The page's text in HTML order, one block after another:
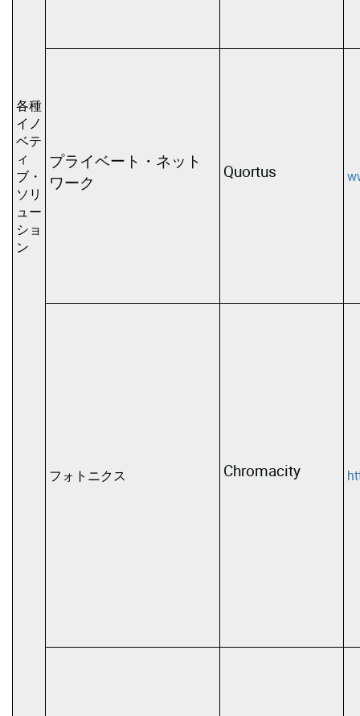
各種
イノ
ベテ
ィ
ブ・
ソリ
ュー
ショ
ン
プライベート・ネット
ワーク
Quortus
フォトニクス Chromacity